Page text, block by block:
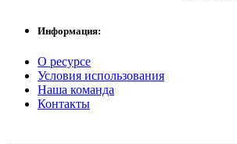
Информация:
О ресурсе
Условия использования
Наша команда
Контакты